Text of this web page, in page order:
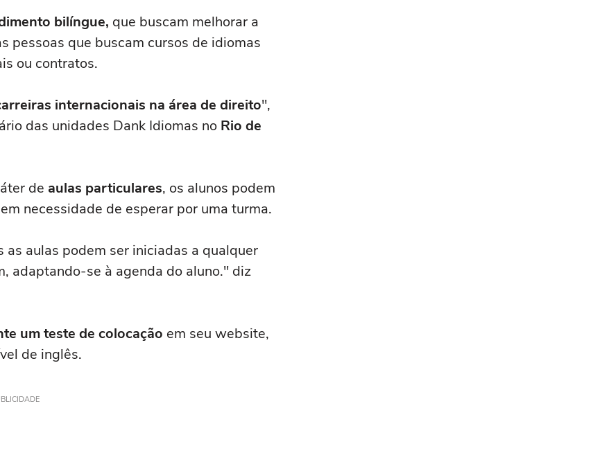
bilíngue, que buscam melhorar a
pessoas que buscam cursos de idiomas
ou contratos.
internacionais na área de direito",
das unidades Dank Idiomas no Rio de
de aulas particulares, os alunos podem
necessidade de esperar por uma turma.
aulas podem ser iniciadas a qualquer
adaptando-se à agenda do aluno." diz
um teste de colocação em seu website,
de inglês.